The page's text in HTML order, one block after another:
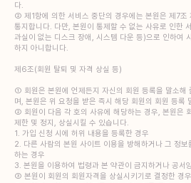
다.
② 제1항에 의한 서비스 중단의 경우에는 본원은 제7조
통지합니다. 다만, 본원이 통제할 수 없는 사유로 인한
과실이 없는 디스크 장애, 시스템 다운 등)으로 인하여
하지 아니합니다.
제6조(회원 탈퇴 및 자격 상실 등)
① 회원은 본원에 언제든지 자신의 회원 등록을 말소해
며, 본원은 위 요청을 받은 즉시 해당 회원의 회원 등록
② 회원이 다음 각 호의 사유에 해당하는 경우, 본원은
제한 및 정지, 상실시킬 수 있습니다.
1. 가입 신청 시에 허위 내용을 등록한 경우
2. 다른 사람의 본원 사이트 이용을 방해하거나 그 정
하는 경우
3. 본원을 이용하여 법령과 본 약관이 금지하거나 공서
③ 본원이 회원의 회원자격을 상실시키기로 결정한 경